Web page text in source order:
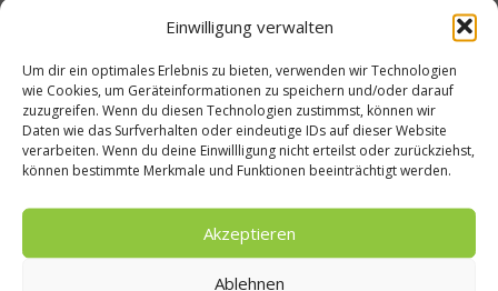
Einwilligung verwalten
Um dir ein optimales Erlebnis zu bieten, verwenden wir Technologien
wie Cookies, um Geräteinformationen zu speichern und/oder darauf
zuzugreifen. Wenn du diesen Technologien zustimmst, können wir
Daten wie das Surfverhalten oder eindeutige IDs auf dieser Website
verarbeiten. Wenn du deine Einwillligung nicht erteilst oder zurückziehst,
können bestimmte Merkmale und Funktionen beeinträchtigt werden.
Akzeptieren
Ablehnen
So bildet sich eine krosse
Schweinebratenkruste